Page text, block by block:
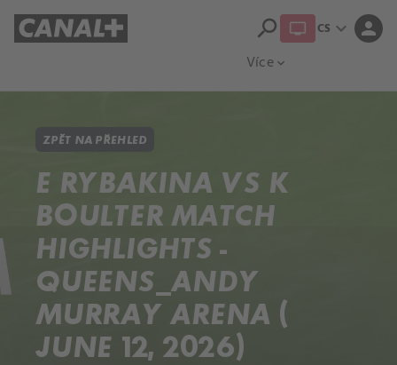
Více expand_more
search CS expand_more person
ZPĚT NA PŘEHLED
E RYBAKINA VS K
BOULTER MATCH
HIGHLIGHTS -
QUEENS_ANDY
MURRAY ARENA (
JUNE 12, 2026)